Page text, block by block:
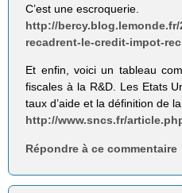
C’est une escroquerie.
http://bercy.blog.lemonde.fr/
recadrent-le-credit-impot-
Et enfin, voici un tableau
fiscales à la R&D. Les Etats
taux d’aide et la définition de
http://www.sncs.fr/
Répondre à ce commentaire